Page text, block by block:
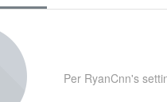
Per RyanCnn's